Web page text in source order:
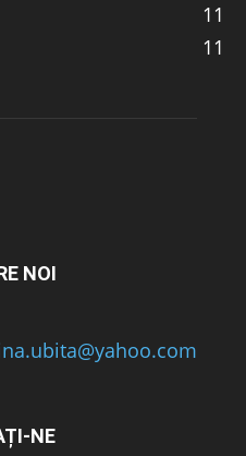
11
11
NOI
NE